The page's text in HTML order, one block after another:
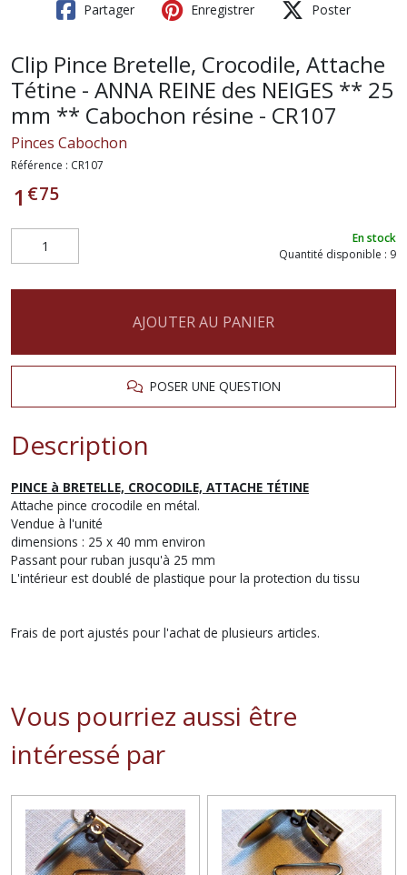
Partager Enregistrer Poster
Clip Pince Bretelle, Crocodile, Attache
Tétine - ANNA REINE des NEIGES ** 25
mm ** Cabochon résine - CR107
Pinces Cabochon
Référence : CR107
1 €75
En stock
Quantité disponible : 9
AJOUTER AU PANIER
POSER UNE QUESTION
Description
PINCE à BRETELLE, CROCODILE, ATTACHE TÉTINE
Attache pince crocodile en métal.
Vendue à l'unité
dimensions : 25 x 40 mm environ
Passant pour ruban jusqu'à 25 mm
L'intérieur est doublé de plastique pour la protection du tissu
Frais de port ajustés pour l'achat de plusieurs articles.
Vous pourriez aussi être
intéressé par